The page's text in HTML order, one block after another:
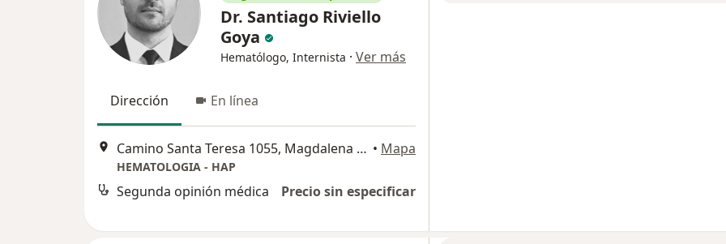
Dr. Santiago Riviello
Goya
Hematólogo, Internista · Ver más
Dirección En línea
Camino Santa Teresa 1055, Magdalena Contreras • Mapa
HEMATOLOGIA - HAP
Segunda opinión médica Precio sin especificar